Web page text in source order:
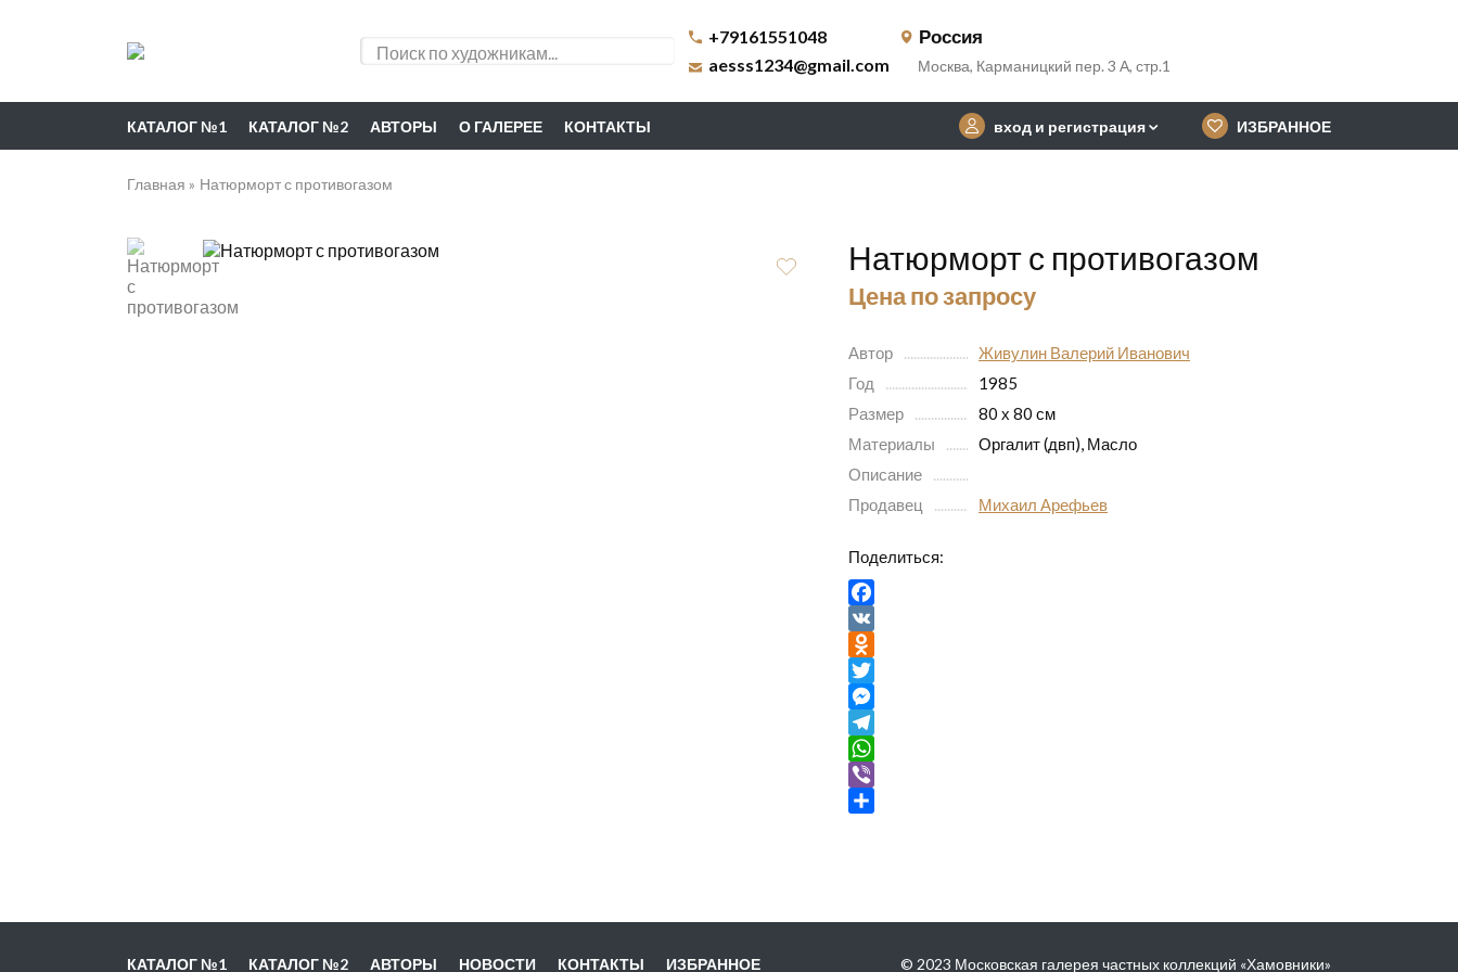
+79161551048
aesss1234@gmail.com
Россия
Москва, Карманицкий пер. 3 А, стр.1
КАТАЛОГ №1 КАТАЛОГ №2 АВТОРЫ О ГАЛЕРЕЕ КОНТАКТЫ вход и регистрация ИЗБРАННОЕ
Главная Натюрморт с противогазом
Натюрморт с противогазом
Цена по запросу
Автор
Живулин Валерий Иванович
Год
1985
Размер
80 х 80 см
Материалы
Оргалит (двп), Масло
Описание
Продавец
Михаил Арефьев
Поделиться:
Facebook
VK
Odnoklassniki
Twitter
Messenger
Telegram
WhatsApp
Viber
КАТАЛОГ №1 КАТАЛОГ №2 АВТОРЫ НОВОСТИ КОНТАКТЫ ИЗБРАННОЕ © 2023 Московская галерея частных коллекций «Хамовники»